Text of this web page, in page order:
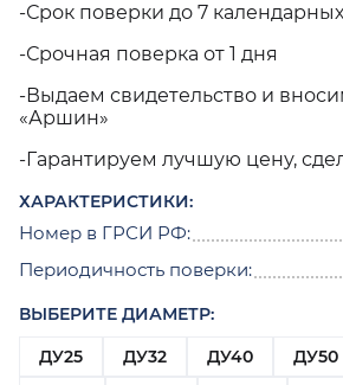
-Срок поверки до 7
-Срочная поверка от 1 дня
-Выдаем свидетельство и
«Аршин»
-Гарантируем лучшую цену,
ХАРАКТЕРИСТИКИ:
Номер в ГРСИ РФ:
Периодичность поверки:
ВЫБЕРИТЕ ДИАМЕТР:
ДУ25
ДУ32 ДУ40 ДУ50